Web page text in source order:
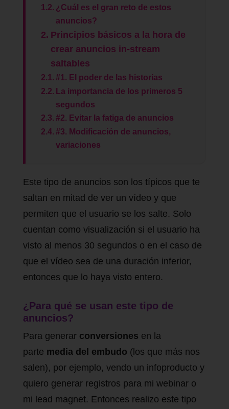
¿Cuál es el gran reto de estos
anuncios?
Principios básicos a la hora de
crear anuncios in-stream
saltables
#1. El poder de las historias
La importancia de los primeros 5
segundos
#2. Evitar la fatiga de anuncios
#3. Modificación de anuncios,
variaciones
Este tipo de anuncios son los típicos que te
saltan en mitad de ver un vídeo y que
permiten que el usuario se los salte. Solo
cuentan como visualización si el usuario ha
visto al menos 30 segundos o en el caso de
que el vídeo sea de una duración inferior,
entonces que lo haya visto entero.
¿Para qué se usan este tipo de
anuncios?
Para generar conversiones en la
parte media del embudo (los que más nos
salen), por ejemplo, vendo un infoproducto y
quiero generar registros para mi webinar o
mi lead magnet. Entonces realizo este tipo